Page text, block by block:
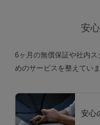
安
6ヶ月の無償保証や社内
めのサービスを整えていま
安心